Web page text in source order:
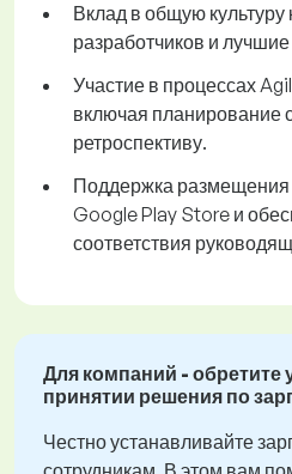
Вклад в общую
разработчиков и лучшие
Участие в процессах
включая планирование
ретроспективу.
Поддержка
Google Play Store и
соответствия
Для компаний - обретите
принятии решения по
Честно устанавливайте